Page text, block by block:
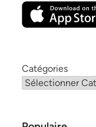
Catégories